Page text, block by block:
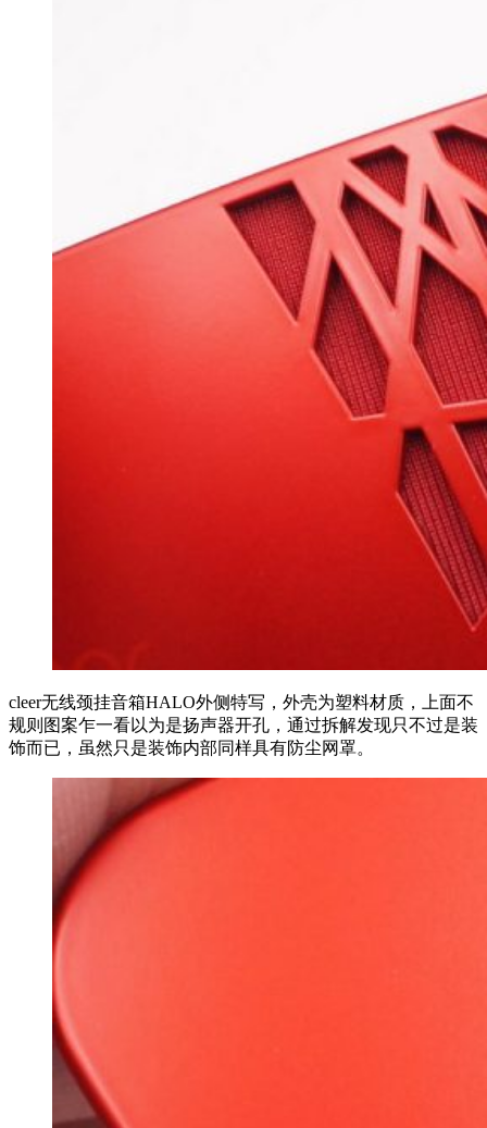
cleer无线颈挂音箱HALO外侧特写，外壳为塑料材质，上面不
规则图案乍一看以为是扬声器开孔，通过拆解发现只不过是装
饰而已，虽然只是装饰内部同样具有防尘网罩。